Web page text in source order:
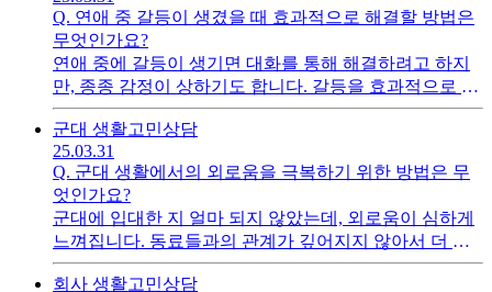
Q. 연애 중 갈등이 생겼을 때 효과적으로 해결할 방법은
무엇인가요?
연애 중에 갈등이 생기면 대화를 통해 해결하려고 하지
만, 종종 감정이 상하기도 합니다. 갈등을 효과적으로 해
결하기 위한 구체적인 대화 방법이나 접근 방식이 궁금
합니다.
군대 생활고민상담
25.03.31
Q. 군대 생활에서의 외로움을 극복하기 위한 방법은 무
엇인가요?
군대에 입대한 지 얼마 되지 않았는데, 외로움이 심하게
느껴집니다. 동료들과의 관계가 깊어지지 않아서 더 외
롭게 느껴지는데, 이 외로움을 극복하기 위한 방법이나
활동이 있을지 궁금합니다.
회사 생활고민상담